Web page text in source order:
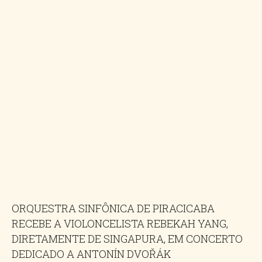
ORQUESTRA SINFÔNICA DE PIRACICABA
RECEBE A VIOLONCELISTA REBEKAH YANG,
DIRETAMENTE DE SINGAPURA, EM CONCERTO
DEDICADO A ANTONÍN DVOŘÁK